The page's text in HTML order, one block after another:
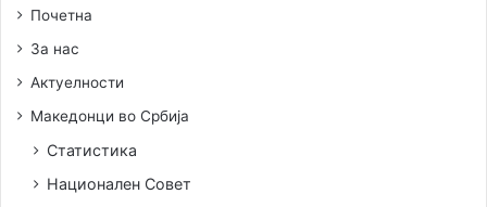
Почетна
За нас
Актуелности
Македонци во Србија
Статистика
Национален Совет